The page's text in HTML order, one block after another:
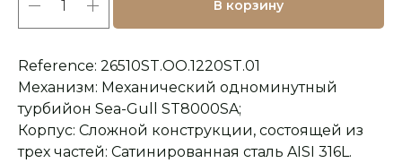
В корзину
Reference: 26510ST.OO.1220ST.01
Механизм: Механический одноминутный
турбийон Sea-Gull ST8000SA;
Корпус: Сложной конструкции, состоящей из
трех частей: Сатинированная сталь AISI 316L.